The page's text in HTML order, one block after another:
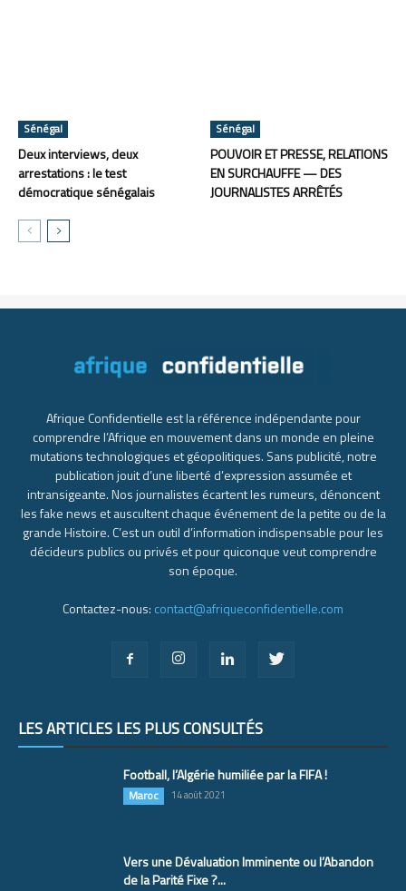
Sénégal
Deux interviews, deux
arrestations : le test
démocratique sénégalais
Sénégal
POUVOIR ET PRESSE, RELATIONS
EN SURCHAUFFE — DES
JOURNALISTES ARRÊTÉS
Afrique Confidentielle est la référence indépendante pour
comprendre l’Afrique en mouvement dans un monde en pleine
mutations technologiques et géopolitiques. Sans publicité, notre
publication jouit d’une liberté d’expression assumée et
intransigeante. Nos journalistes écartent les rumeurs, dénoncent
les fake news et auscultent chaque événement de la petite ou de la
grande Histoire. C’est un outil d’information indispensable pour les
décideurs publics ou privés et pour quiconque veut comprendre
son époque.
Contactez-nous: contact@afriqueconfidentielle.com
LES ARTICLES LES PLUS CONSULTÉS
Football, l’Algérie humiliée par la FIFA !
Maroc 14 août 2021
Vers une Dévaluation Imminente ou l’Abandon
de la Parité Fixe ?...